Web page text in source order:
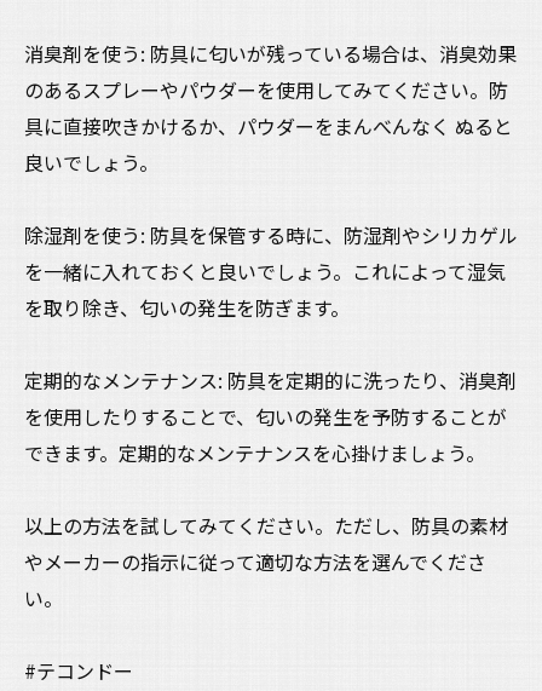
消臭剤を使う: 防具に匂いが残っている場合は、消臭効果
のあるスプレーやパウダーを使用してみてください。防
具に直接吹きかけるか、パウダーをまんべんなく ぬると
良いでしょう。
除湿剤を使う: 防具を保管する時に、防湿剤やシリカゲル
を一緒に入れておくと良いでしょう。これによって湿気
を取り除き、匂いの発生を防ぎます。
定期的なメンテナンス: 防具を定期的に洗ったり、消臭剤
を使用したりすることで、匂いの発生を予防することが
できます。定期的なメンテナンスを心掛けましょう。
以上の方法を試してみてください。ただし、防具の素材
やメーカーの指示に従って適切な方法を選んでくださ
い。
#テコンドー